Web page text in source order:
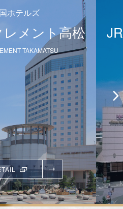
ホテルズ
メント高松
TAKAMATSU